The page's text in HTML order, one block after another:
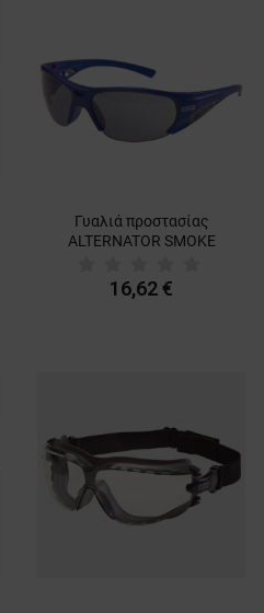
Γυαλιά προστασίας
ALTERNATOR SMOKE
16,62 €